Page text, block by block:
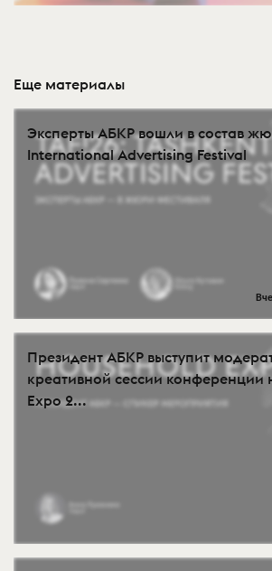
Еще материалы
Эксперты АБКР вошли в состав
International Advertising Festival
Президент АБКР выступит
креативной сессии конференции
Expo 2...